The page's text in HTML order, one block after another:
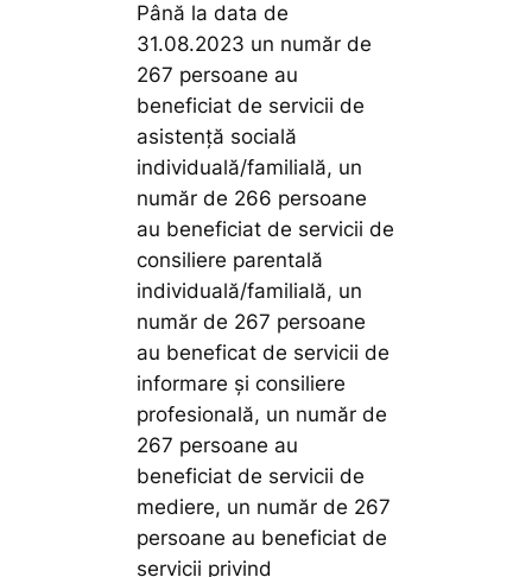
Până la data de
31.08.2023 un număr de
267 persoane au
beneficiat de servicii de
asistență socială
individuală/familială, un
număr de 266 persoane
au beneficiat de servicii de
consiliere parentală
individuală/familială, un
număr de 267 persoane
au beneficat de servicii de
informare și consiliere
profesională, un număr de
267 persoane au
beneficiat de servicii de
mediere, un număr de 267
persoane au beneficiat de
servicii privind